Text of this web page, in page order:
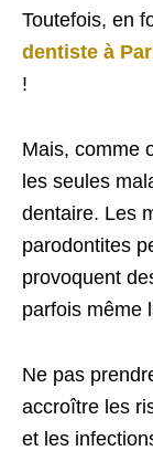
Toutefois, en
dentiste à
!
Mais, comme
les seules
dentaire. Les
parodontites
provoquent
parfois même
Ne pas
accroître les
et les